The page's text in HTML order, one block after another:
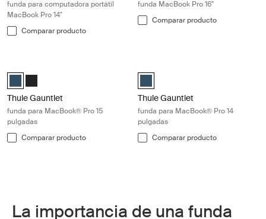
funda para computadora portátil
MacBook Pro 14"
Comparar producto
funda MacBook Pro 16''
Comparar producto
Thule Gauntlet MacBook Pro® sleeve 15" Majolica Blue (selected)
Thule Gauntlet MacBook Pro® sleeve 15" Negro
Thule Gauntlet
funda para MacBook® Pro 15
pulgadas
Comparar producto
Thule Gauntlet MacBook® Pro
Thule Gauntlet
funda para MacBook® Pro 14
pulgadas
Comparar producto
La importancia de una funda